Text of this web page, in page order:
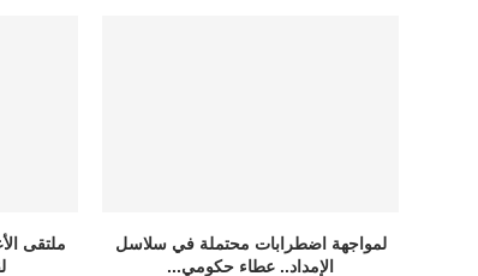
ملتقى
لمواجهة اضطرابات محتملة في سلاسل
الإمداد.. عطاء حكومي...